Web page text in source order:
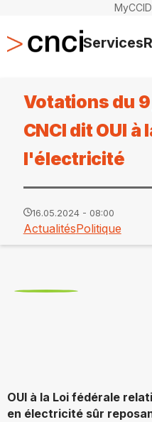
MyCCI
Services
Votations du
CNCI dit OUI à
l'électricité
16.05.2024 - 08:00
ActualitésPolitique
OUI à la Loi fédérale
en électricité sûr